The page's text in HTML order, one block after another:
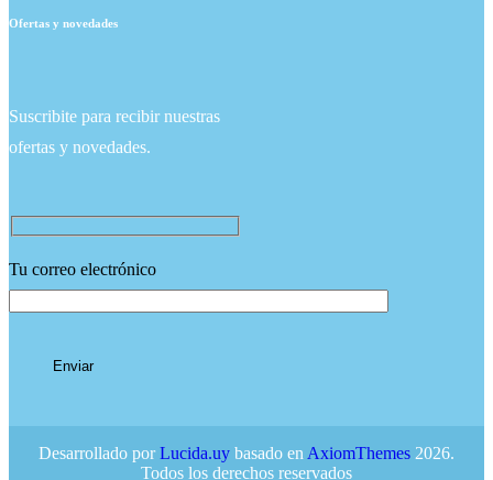
Ofertas y novedades
Suscribite para recibir nuestras
ofertas y novedades.
Tu correo electrónico
Desarrollado porLucida.uy basado en AxiomThemes 2026.
Todos los derechos reservados